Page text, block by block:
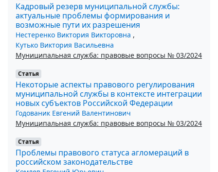
Кадровый резерв муниципальной службы:
актуальные проблемы формирования и
возможные пути их разрешения
Нестеренко Виктория Викторовна ,
Кутько Виктория Васильевна
Муниципальная служба: правовые вопросы № 03/2024
Статья
Некоторые аспекты правового регулирования
муниципальной службы в контексте интеграции
новых субъектов Российской Федерации
Годованик Евгений Валентинович
Муниципальная служба: правовые вопросы № 03/2024
Статья
Проблемы правового статуса агломераций в
российском законодательстве